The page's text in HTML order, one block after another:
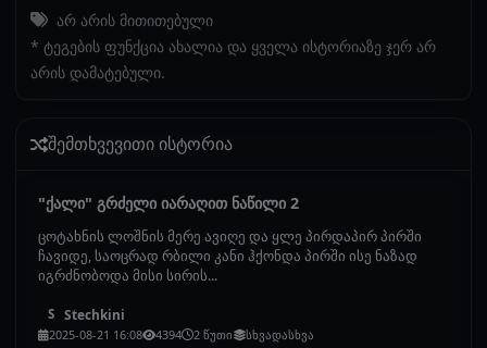
არ არის მითითებული
* ტეგების ფუნქცია ახალია და ყველა ისტორიაზე ჯერ არ
არის დამატებული.
შემთხვევითი ისტორია
"ქალი" გრძელი იარაღით ნაწილი 2
ცოტახნის ლოშნის მერე ავიღე და ყლე პირდაპირ პირში
ჩავიდე, საოცრად რბილი კანი ჰქონდა პირში ისე ნაზად
იგრძნობოდა მისი სირის...
S Stechkini
2025-08-21 16:08 4394 2 წუთი სხვადასხვა